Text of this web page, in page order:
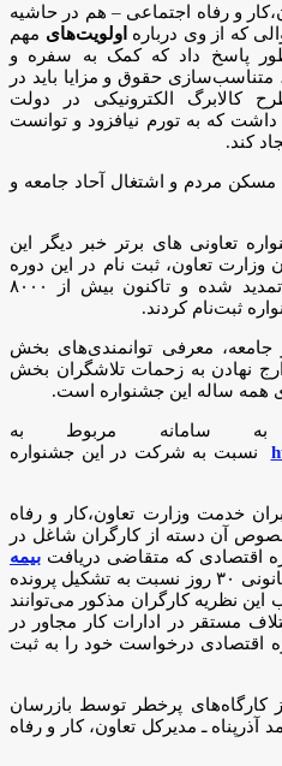
و رفاه اجتماعی – هم در حاشیه
که از وی درباره اولویت‌های مهم
پاسخ داد که کمک به سفره و
حقوق و مزایا باید در
کالابرگ الکترونیکی در دولت
که به تورم نیافزود و توانست
کند.
مسکن مردم و اشتغال آحاد جامعه و
تعاونی های برتر خبر دیگر این
وزارت تعاون، ثبت نام در این دوره
از جشنواره تا پایان خرداد ماه تمدید شده و تاکنون بیش از ۸۰۰۰
ثبت‌نام کردند.
جامعه، معرفی توانمندی‌های بخش
نهادن به زحمات تلاشگران بخش
همه ساله این جشنواره است.
به سامانه مربوط به
نسبت به شرکت در این جشنواره
خدمت وزارت تعاون،کار و رفاه
آن دسته از کارگران شاغل در
اقتصادی که متقاضی دریافت بیمه
هستند اما خارج از موعد قانونی ۳۰ روز نسبت به تشکیل پرونده
نظریه کارگران مذکور می‌توانند
مستقر در ادارات کار مجاور در
اقتصادی درخواست خود را به ثبت
بازرسی از کارگاه‌های پرخطر توسط بازرسان
ـ مدیرکل تعاون، کار و رفاه